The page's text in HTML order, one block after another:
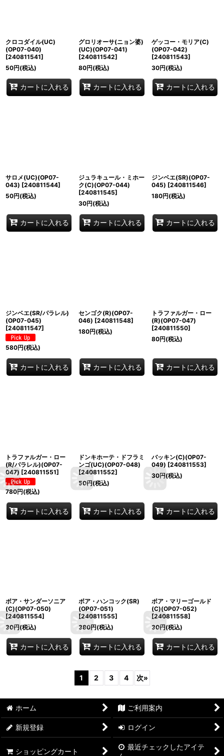
クロコダイル(UC)
(OP07-040)
[240811541]
50円(税込)
カートに入れる
グロリオーサ(ニョン婆)
(UC)(OP07-041)
[240811542]
80円(税込)
カートに入れる
ゲッコー・モリア(C)
(OP07-042)
[240811543]
30円(税込)
カートに入れる
サロメ(UC)(OP07-
043) [240811544]
50円(税込)
カートに入れる
ジュラキュール・ミホー
ク(C)(OP07-044)
[240811545]
30円(税込)
カートに入れる
ジンベエ(SR)(OP07-
045) [240811546]
180円(税込)
カートに入れる
ジンベエ(SR/パラレル)
(OP07-045)
[240811547]
580円(税込)
カートに入れる
センゴク(R)(OP07-
046) [240811548]
180円(税込)
カートに入れる
トラファルガー・ロー
(R)(OP07-047)
[240811550]
80円(税込)
カートに入れる
トラファルガー・ロー
(R/パラレル)(OP07-
047) [240811551]
780円(税込)
カートに入れる
ドンキホーテ・ドフラミ
ンゴ(UC)(OP07-048)
[240811552]
50円(税込)
カートに入れる
バッキン(C)(OP07-
049) [240811553]
30円(税込)
カートに入れる
ボア・サンダーソニア
(C)(OP07-050)
[240811554]
30円(税込)
カートに入れる
ボア・ハンコック(SR)
(OP07-051)
[240811555]
380円(税込)
カートに入れる
ボア・マリーゴールド
(C)(OP07-052)
[240811558]
30円(税込)
カートに入れる
1 2 3 4 次»
ホーム ご利用案内
新規登録 ログイン
ショッピングカート
最近チェックしたアイテ